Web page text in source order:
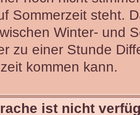
Sommerzeit steht.
Winter- und
zu einer Stunde
kommen kann.
ist nicht